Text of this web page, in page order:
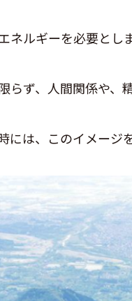
ネルギーを必要とし
らず、人間関係や、
には、このイメージ